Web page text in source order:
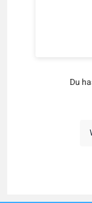
Du